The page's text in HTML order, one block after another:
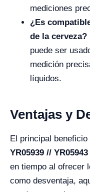
mediciones
¿Es
de la cerveza?
puede ser
medición
líquidos.
Ventajas y
El principal beneficio
YR05939 // YR05943
en tiempo al ofrecer
como desventaja,